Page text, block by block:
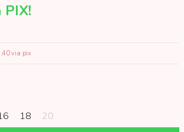
PIX!
via pix
18 20